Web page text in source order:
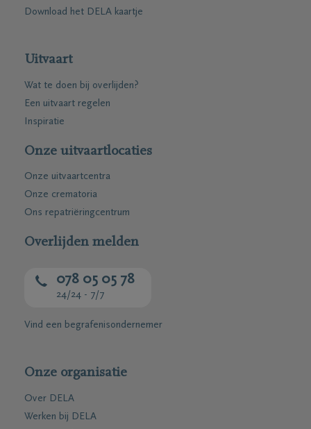
Download het DELA kaartje
Uitvaart
Wat te doen bij overlijden?
Een uitvaart regelen
Inspiratie
Onze uitvaartlocaties
Onze uitvaartcentra
Onze crematoria
Ons repatriëringcentrum
Overlijden melden
078 05 05 78
24/24 - 7/7
Vind een begrafenisondernemer
Onze organisatie
Over DELA
Werken bij DELA